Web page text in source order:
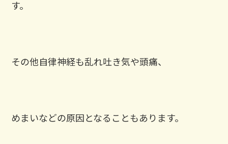
す。
その他自律神経も乱れ吐き気や頭痛、
めまいなどの原因となることもあります。